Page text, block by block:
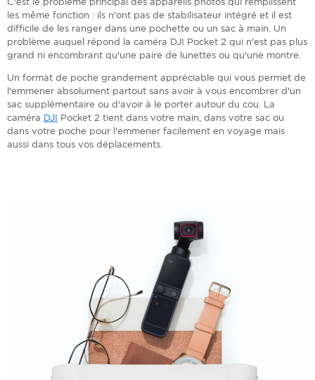
les même fonction : ils n'ont pas de stabilisateur intégré et il est
difficile de les ranger dans une pochette ou un sac à main. Un
problème auquel répond la caméra DJI Pocket 2 qui n'est pas plus
grand ni encombrant qu'une paire de lunettes ou qu'une montre.
Un format de poche grandement appréciable qui vous permet de
l'emmener absolument partout sans avoir à vous encombrer d'un
sac supplémentaire ou d'avoir à le porter autour du cou. La
caméra DJI Pocket 2 tient dans votre main, dans votre sac ou
dans votre poche pour l'emmener facilement en voyage mais
aussi dans tous vos déplacements.